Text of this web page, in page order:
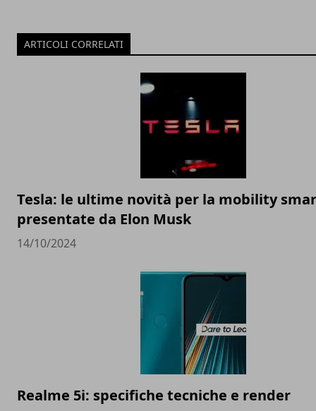
ARTICOLI CORRELATI
Tesla: le ultime novità per la mobility
presentate da Elon Musk
14/10/2024
Realme 5i: specifiche tecniche e render